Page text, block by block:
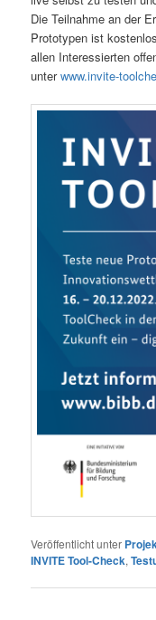
Die Teilnahme an der
Prototypen ist
allen Interessierten
unterwww.invite-
Veröffentlicht unter
INVITE Tool-Check,